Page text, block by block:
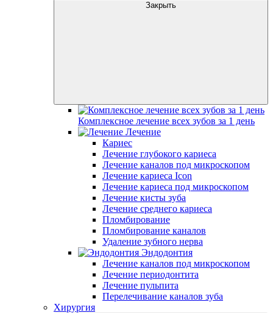
Закрыть
Комплексное лечение всех зубов за 1 день
Лечение
Кариес
Лечение глубокого кариеса
Лечение каналов под микроскопом
Лечение кариеса Icon
Лечение кариеса под микроскопом
Лечение кисты зуба
Лечение среднего кариеса
Пломбирование
Пломбирование каналов
Удаление зубного нерва
Эндодонтия
Лечение каналов под микроскопом
Лечение периодонтита
Лечение пульпита
Перелечивание каналов зуба
Хирургия